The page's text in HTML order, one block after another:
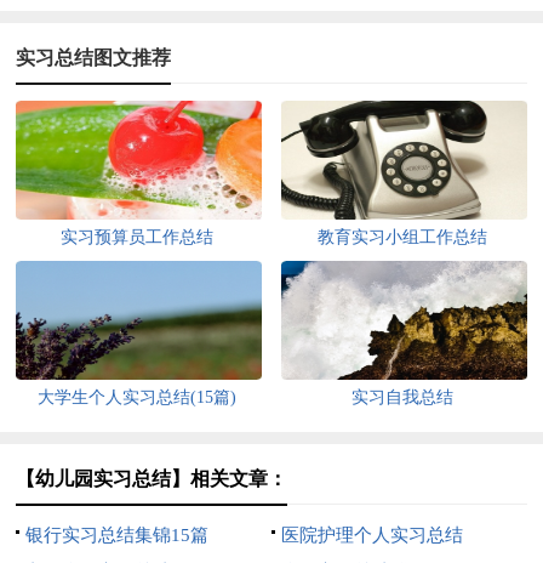
实习总结图文推荐
实习预算员工作总结 教育实习小组工作总结
大学生个人实习总结(15篇) 实习自我总结
【幼儿园实习总结】相关文章：
银行实习总结集锦15篇
医院护理个人实习总结